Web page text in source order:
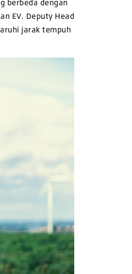
berbeda dengan
EV. Deputy Head
jaraktempuh